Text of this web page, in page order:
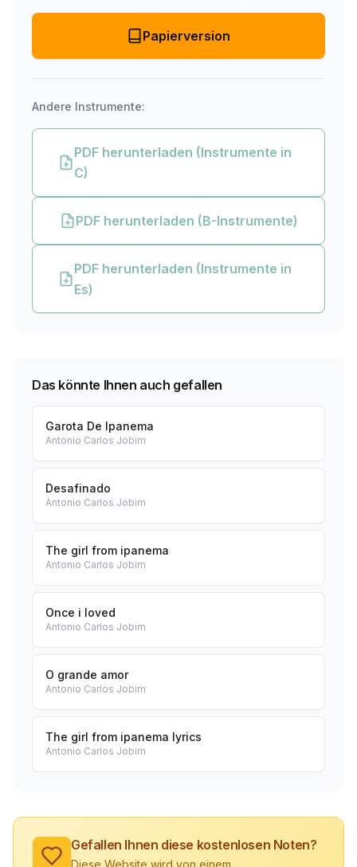
Papierversion
Andere Instrumente:
PDF herunterladen (Instrumente in
C)
PDF herunterladen (B-Instrumente)
PDF herunterladen (Instrumente in
Es)
Das könnte Ihnen auch gefallen
Garota De Ipanema
Antonio Carlos Jobim
Desafinado
Antonio Carlos Jobim
The girl from ipanema
Antonio Carlos Jobim
Once i loved
Antonio Carlos Jobim
O grande amor
Antonio Carlos Jobim
The girl from ipanema lyrics
Antonio Carlos Jobim
Gefallen Ihnen diese kostenlosen Noten?
Diese Website wird von einem